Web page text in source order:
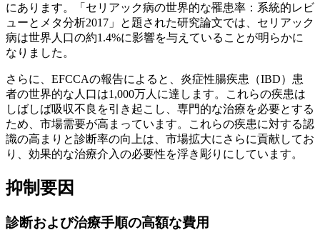
にあります。「セリアック病の世界的な罹患率：系統的レビ
ューとメタ分析2017」と題された研究論文では、セリアック
病は世界人口の約1.4%に影響を与えていることが明らかに
なりました。
さらに、EFCCAの報告によると、炎症性腸疾患（IBD）患
者の世界的な人口は1,000万人に達します。これらの疾患は
しばしば吸収不良を引き起こし、専門的な治療を必要とする
ため、市場需要が高まっています。これらの疾患に対する認
識の高まりと診断率の向上は、市場拡大にさらに貢献してお
り、効果的な治療介入の必要性を浮き彫りにしています。
抑制要因
診断および治療手順の高額な費用